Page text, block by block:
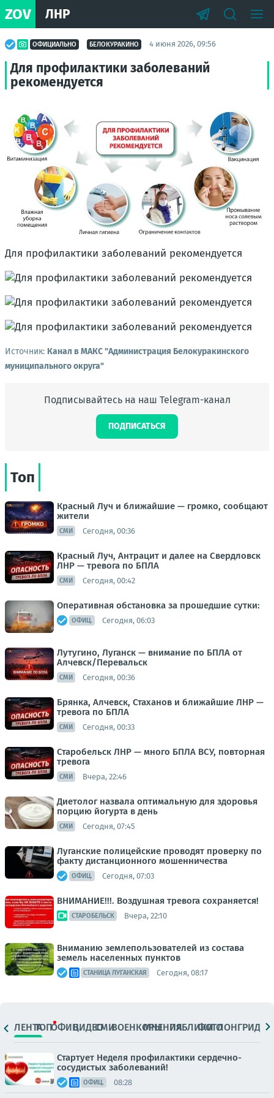
ZOV ЛНР
ОФИЦИАЛЬНО БЕЛОКУРАКИНО 4 июня 2026, 09:56
Для профилактики заболеваний
рекомендуется
Для профилактики заболеваний рекомендуется
Источник: Канал в МАКС "Администрация Белокуракинского
муниципального округа"
Подписывайтесь на наш Telegram-канал
ПОДПИСАТЬСЯ
Топ
Красный Луч и ближайшие — громко, сообщают
жители
СМИ Сегодня, 00:36
Красный Луч, Антрацит и далее на Свердловск
ЛНР — тревога по БПЛА
СМИ Сегодня, 00:42
Оперативная обстановка за прошедшие сутки:
ОФИЦ. Сегодня, 06:03
Лутугино, Луганск — внимание по БПЛА от
Алчевск/Перевальск
СМИ Сегодня, 00:36
Брянка, Алчевск, Стаханов и ближайшие ЛНР —
тревога по БПЛА
СМИ Сегодня, 00:33
Старобельск ЛНР — много БПЛА ВСУ, повторная
тревога
СМИ Вчера, 22:46
Диетолог назвала оптимальную для здоровья
порцию йогурта в день
СМИ Сегодня, 07:45
Луганские полицейские проводят проверку по
факту дистанционного мошенничества
ОФИЦ. Сегодня, 07:03
ВНИМАНИЕ!!!. Воздушная тревога сохраняется!
СТАРОБЕЛЬСК Вчера, 22:10
Вниманию землепользователей из состава
земель населенных пунктов
СТАНИЦА ЛУГАНСКАЯ Сегодня, 08:17
ЛЕНТАТОПОФИЦ.ВИДЕОСМИВОЕНКОРЫМНЕНИЯПАБЛИКИ
ФОТОЛОНГРИДЫ
Стартует Неделя профилактики сердечно-
сосудистых заболеваний!
ОФИЦ. 08:28